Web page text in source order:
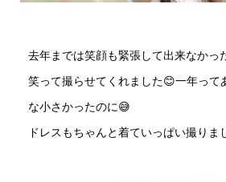
去年までは笑顔も緊張して出来なかっ
笑って撮らせてくれました😊一年って
な小さかったのに😅
ドレスもちゃんと着ていっぱい撮りま